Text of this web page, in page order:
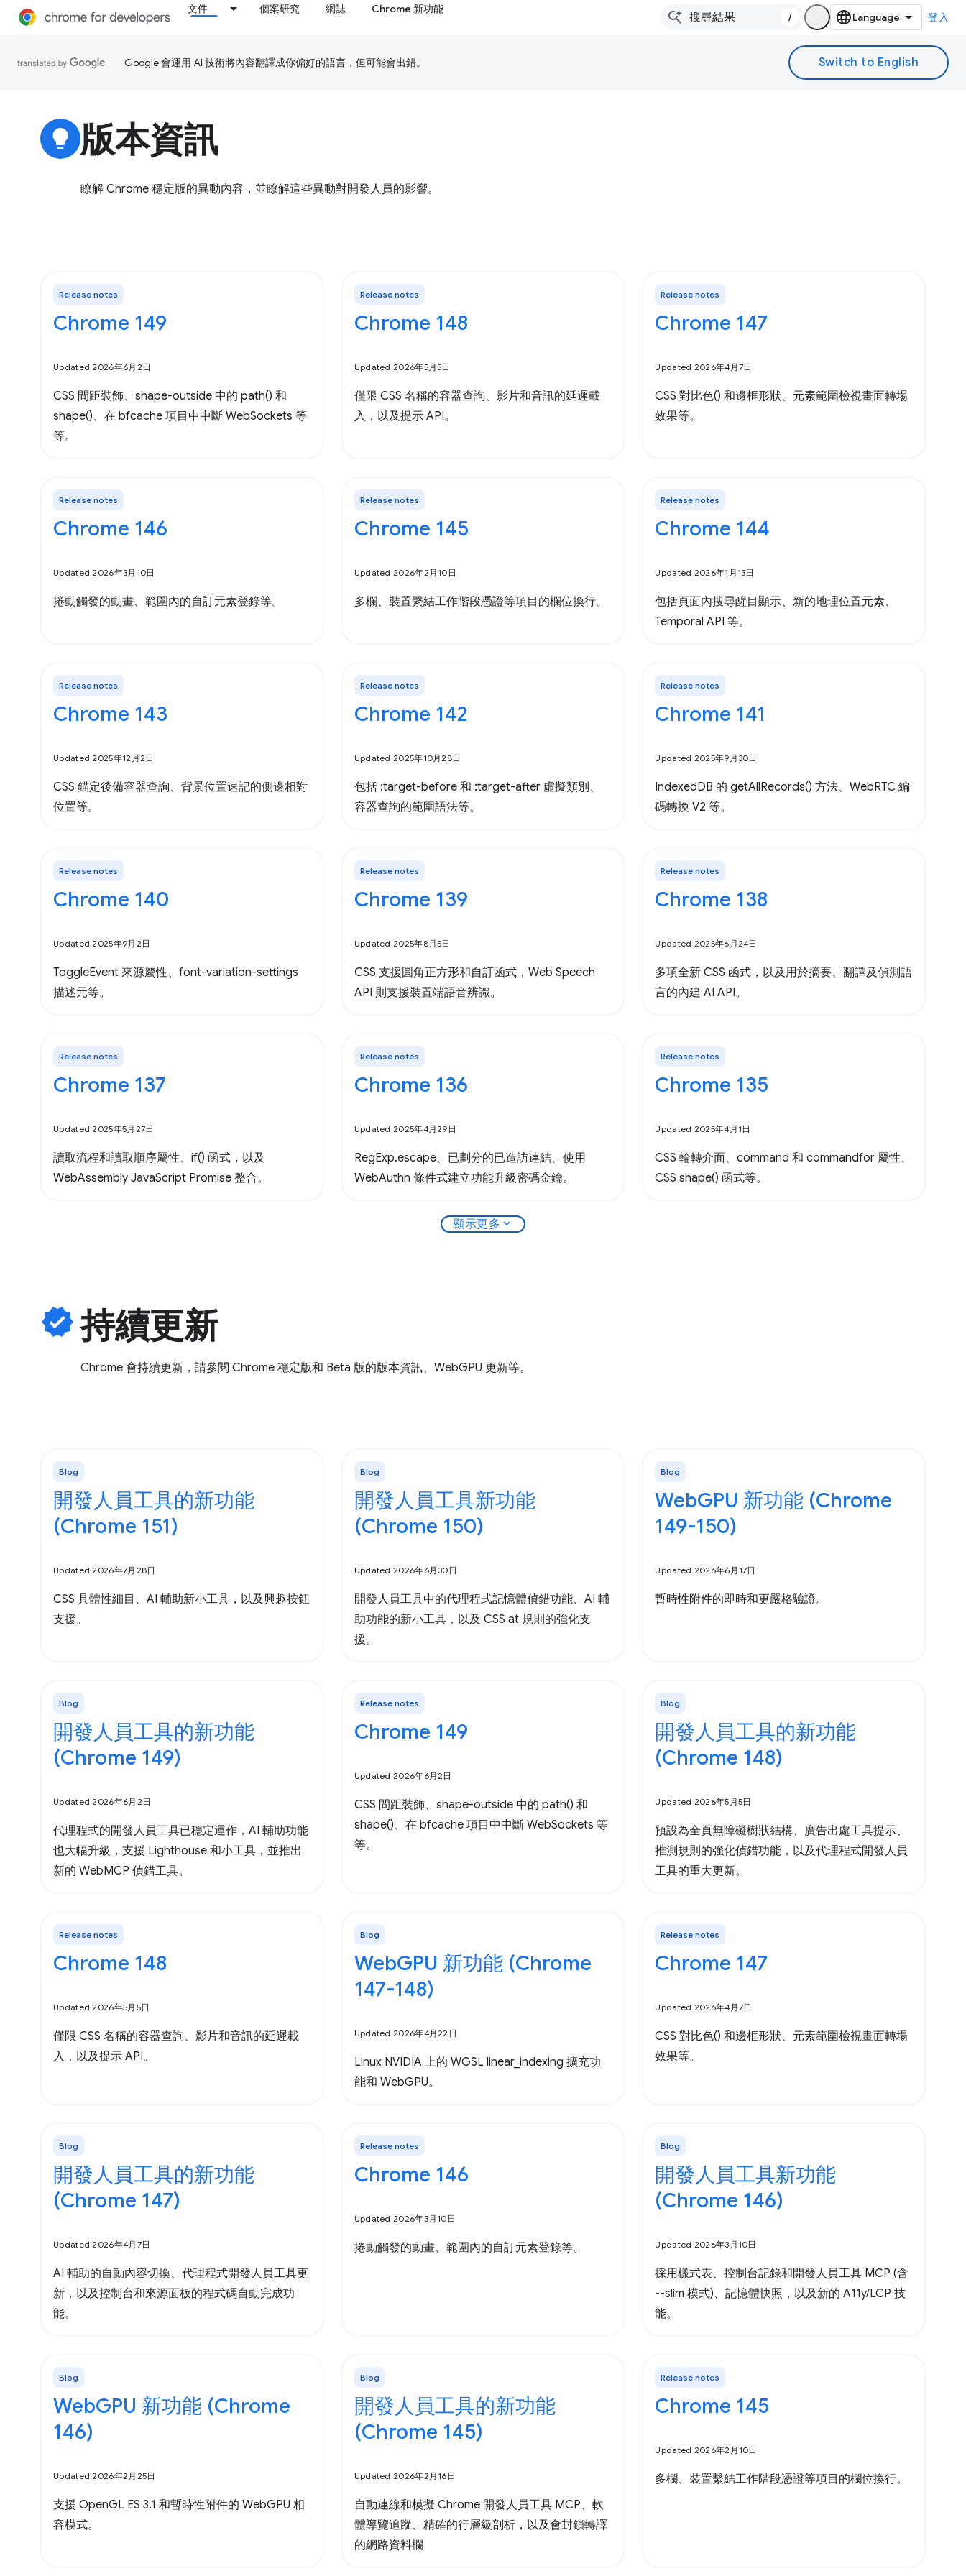
文件 個案研究 網誌 Chrome 新功能
/ 登入
Google 會運用 AI 技術將內容翻譯成你偏好的語言，但可能會出錯。
lightbulb 版本資訊
瞭解 Chrome 穩定版的異動內容，並瞭解這些異動對開發人員的影響。
Release notes
Chrome 149
Updated 2026年6月2日
CSS 間距裝飾、shape-outside 中的 path() 和
shape()、在 bfcache 項目中中斷 WebSockets 等
等。
Release notes
Chrome 148
Updated 2026年5月5日
僅限 CSS 名稱的容器查詢、影片和音訊的延遲載
入，以及提示 API。
Release notes
Chrome 147
Updated 2026年4月7日
CSS 對比色() 和邊框形狀、元素範圍檢視畫面轉場
效果等。
Release notes
Chrome 146
Updated 2026年3月10日
捲動觸發的動畫、範圍內的自訂元素登錄等。
Release notes
Chrome 145
Updated 2026年2月10日
多欄、裝置繫結工作階段憑證等項目的欄位換行。
Release notes
Chrome 144
Updated 2026年1月13日
包括頁面內搜尋醒目顯示、新的地理位置元素、
Temporal API 等。
Release notes
Chrome 143
Updated 2025年12月2日
CSS 錨定後備容器查詢、背景位置速記的側邊相對
位置等。
Release notes
Chrome 142
Updated 2025年10月28日
包括 :target-before 和 :target-after 虛擬類別、
容器查詢的範圍語法等。
Release notes
Chrome 141
Updated 2025年9月30日
IndexedDB 的 getAllRecords() 方法、WebRTC 編
碼轉換 V2 等。
Release notes
Chrome 140
Updated 2025年9月2日
ToggleEvent 來源屬性、font-variation-settings
描述元等。
Release notes
Chrome 139
Updated 2025年8月5日
CSS 支援圓角正方形和自訂函式，Web Speech
API 則支援裝置端語音辨識。
Release notes
Chrome 138
Updated 2025年6月24日
多項全新 CSS 函式，以及用於摘要、翻譯及偵測語
言的內建 AI API。
Release notes
Chrome 137
Updated 2025年5月27日
讀取流程和讀取順序屬性、if() 函式，以及
WebAssembly JavaScript Promise 整合。
Release notes
Chrome 136
Updated 2025年4月29日
RegExp.escape、已劃分的已造訪連結、使用
WebAuthn 條件式建立功能升級密碼金鑰。
Release notes
Chrome 135
Updated 2025年4月1日
CSS 輪轉介面、command 和 commandfor 屬性、
CSS shape() 函式等。
顯示更多 expand_more
verified 持續更新
Chrome 會持續更新，請參閱 Chrome 穩定版和 Beta 版的版本資訊、WebGPU 更新等。
Blog
開發人員工具的新功能
(Chrome 151)
Updated 2026年7月28日
CSS 具體性細目、AI 輔助新小工具，以及興趣按鈕
支援。
Blog
開發人員工具新功能
(Chrome 150)
Updated 2026年6月30日
開發人員工具中的代理程式記憶體偵錯功能、AI 輔
助功能的新小工具，以及 CSS at 規則的強化支
援。
Blog
WebGPU 新功能 (Chrome
149-150)
Updated 2026年6月17日
暫時性附件的即時和更嚴格驗證。
Blog
開發人員工具的新功能
(Chrome 149)
Updated 2026年6月2日
代理程式的開發人員工具已穩定運作，AI 輔助功能
也大幅升級，支援 Lighthouse 和小工具，並推出
新的 WebMCP 偵錯工具。
Release notes
Chrome 149
Updated 2026年6月2日
CSS 間距裝飾、shape-outside 中的 path() 和
shape()、在 bfcache 項目中中斷 WebSockets 等
等。
Blog
開發人員工具的新功能
(Chrome 148)
Updated 2026年5月5日
預設為全頁無障礙樹狀結構、廣告出處工具提示、
推測規則的強化偵錯功能，以及代理程式開發人員
工具的重大更新。
Release notes
Chrome 148
Updated 2026年5月5日
僅限 CSS 名稱的容器查詢、影片和音訊的延遲載
入，以及提示 API。
Blog
WebGPU 新功能 (Chrome
147-148)
Updated 2026年4月22日
Linux NVIDIA 上的 WGSL linear_indexing 擴充功
能和 WebGPU。
Release notes
Chrome 147
Updated 2026年4月7日
CSS 對比色() 和邊框形狀、元素範圍檢視畫面轉場
效果等。
Blog
開發人員工具的新功能
(Chrome 147)
Updated 2026年4月7日
AI 輔助的自動內容切換、代理程式開發人員工具更
新，以及控制台和來源面板的程式碼自動完成功
能。
Release notes
Chrome 146
Updated 2026年3月10日
捲動觸發的動畫、範圍內的自訂元素登錄等。
Blog
開發人員工具新功能
(Chrome 146)
Updated 2026年3月10日
採用樣式表、控制台記錄和開發人員工具 MCP (含
--slim 模式)、記憶體快照，以及新的 A11y/LCP 技
能。
Blog
WebGPU 新功能 (Chrome
146)
Updated 2026年2月25日
支援 OpenGL ES 3.1 和暫時性附件的 WebGPU 相
容模式。
Blog
開發人員工具的新功能
(Chrome 145)
Updated 2026年2月16日
自動連線和模擬 Chrome 開發人員工具 MCP、軟
體導覽追蹤、精確的行層級剖析，以及會封鎖轉譯
的網路資料欄
Release notes
Chrome 145
Updated 2026年2月10日
多欄、裝置繫結工作階段憑證等項目的欄位換行。